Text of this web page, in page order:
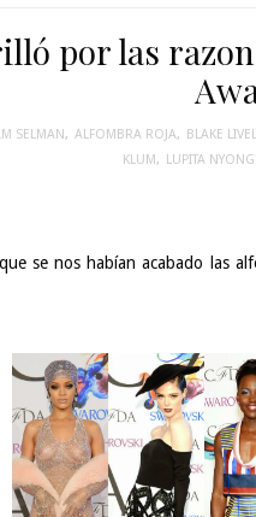
por las
SELMAN, ALFOMBRA ROJA, BLAKE
KLUM, LUPITA
se nos habían acabado las